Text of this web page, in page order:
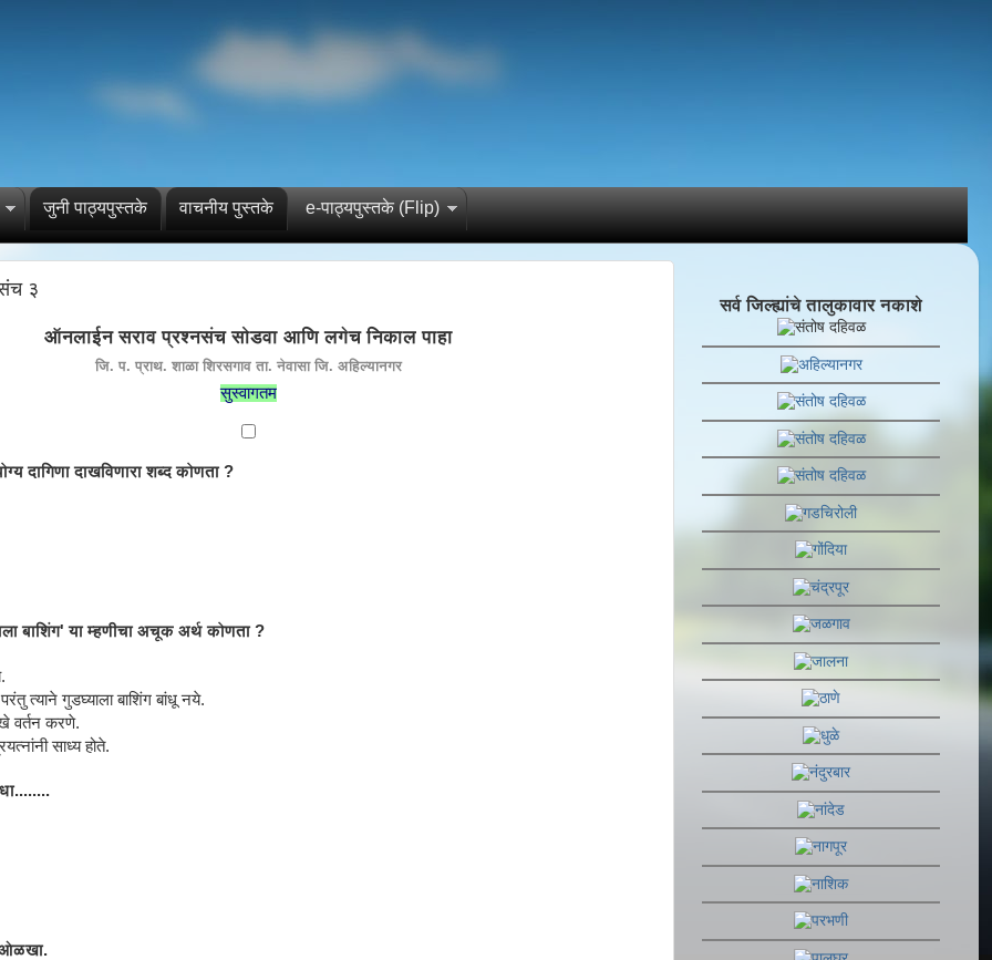
जुनी पाठ्यपुस्तके वाचनीय पुस्तके e-पाठ्यपुस्तके (Flip)
३
ऑनलाईन सराव प्रश्नसंच सोडवा आणि लगेच निकाल पाहा
जि. प. प्राथ. शाळा शिरसगाव ता. नेवासा जि. अहिल्यानगर
सुस्वागतम
दागिणा दाखविणारा शब्द कोणता ?
बाशिंग' या म्हणीचा अचूक अर्थ कोणता ?
त्याने गुडघ्याला बाशिंग बांधू नये.
वर्तन करणे.
साध्य होते.
ओळखा.
सर्व जिल्ह्यांचे तालुकावार नकाशे